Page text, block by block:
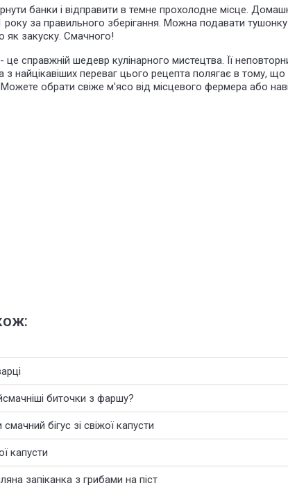
банки і відправити в темне прохолодне місце.
за правильного зберігання. Можна подавати
закуску. Смачного!
справжній шедевр кулінарного мистецтва. Її
найцікавіших переваг цього рецепта полягає в тому, що
Можете обрати свіже м'ясо від місцевого фермера або
биточки з фаршу?
бігус зі свіжої капусти
капусти
запіканка з грибами на піст